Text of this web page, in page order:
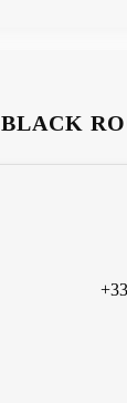
BLACK